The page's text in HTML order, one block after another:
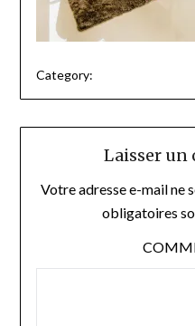
Category:
Laisser un
Votre adresse e-mail ne
obligatoires